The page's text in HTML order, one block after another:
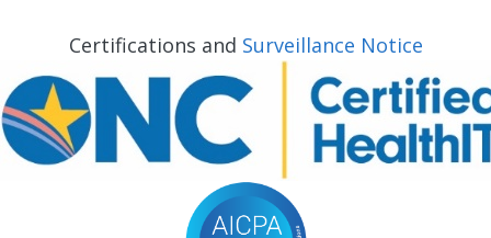
Certifications and Surveillance Notice